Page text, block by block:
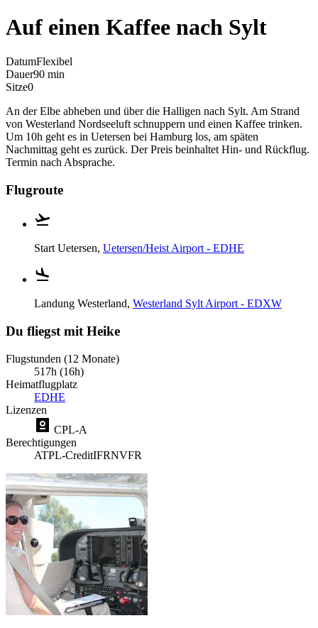
Auf einen Kaffee nach Sylt
DatumFlexibel
Dauer90 min
Sitze0
An der Elbe abheben und über die Halligen nach Sylt. Am Strand
von Westerland Nordseeluft schnuppern und einen Kaffee trinken.
Um 10h geht es in Uetersen bei Hamburg los, am späten
Nachmittag geht es zurück. Der Preis beinhaltet Hin- und Rückflug.
Termin nach Absprache.
Flugroute
Start Uetersen, Uetersen/Heist Airport - EDHE
Landung Westerland, Westerland Sylt Airport - EDXW
Du fliegst mit Heike
Flugstunden (12 Monate)
517h (16h)
Heimatflugplatz
EDHE
Lizenzen
CPL-A
Berechtigungen
ATPL-CreditIFRNVFR